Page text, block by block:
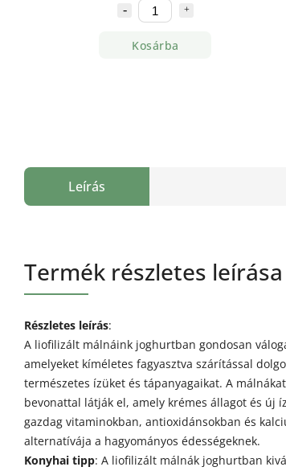
Kosárba
Leírás
Termék részletes leírása
Részletes leírás:
A liofilizált málnáink joghurtban gondosan
amelyeket kíméletes fagyasztva szárítással
természetes ízüket és tápanyagaikat. A
bevonattal látják el, amely krémes állagot és új
gazdag vitaminokban, antioxidánsokban és
alternatívája a hagyományos édességeknek.
Konyhai tipp: A liofilizált málnák joghurtban